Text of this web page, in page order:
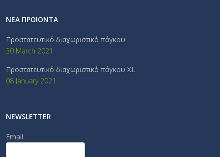
ΝΕΑ ΠΡΟΙΟΝΤΑ
Προστατευτικό διαχωριστικό πάγκου
30 March 2021
Προστατευτικό διαχωριστικό πάγκου XL
08 January 2021
NEWSLETTER
Email